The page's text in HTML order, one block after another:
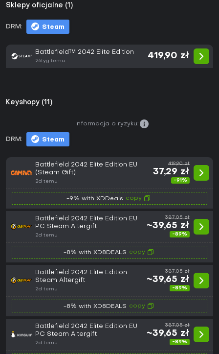
Sklepy oficjalne (1)
DRM: Steam
Battlefield™ 2042 Elite Edition
26tyg temu
419,90 zł
Keyshopy (11)
DRM: Steam
Informacja o ryzyku:
Battlefield 2042 Elite Edition EU
(Steam Gift)
2d temu
419,90 zł
37,29 zł
-91%
-9% with XDDeals copy
Battlefield 2042 Elite Edition EU
PC Steam Altergift
2d temu
387,05 zł
~39,65 zł
-89%
-8% with XD8DEALS copy
Battlefield 2042 Elite Edition
Steam Altergift
2d temu
387,05 zł
~39,65 zł
-89%
-8% with XD8DEALS copy
Battlefield 2042 Elite Edition EU
PC Steam Altergift
2d temu
387,05 zł
~39,65 zł
-89%